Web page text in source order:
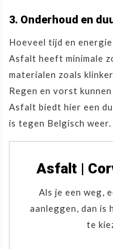
3. Onderhoud en
Hoeveel tijd en
Asfalt heeft minimale
materialen zoals
Regen en vorst
Asfalt biedt hier een
is tegen Belgisch weer.
Asfalt |
Als je een weg,
aanleggen, dan is
te